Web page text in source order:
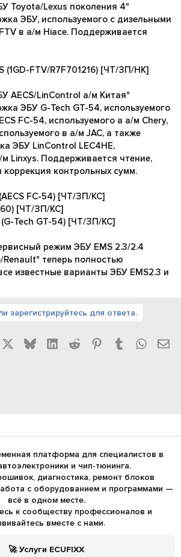
Toyota/Lexus поколения 4"
ЭБУ, используемого с дизельными
в а/м Hiace. Поддерживается
(1GD-FTV/R7F701216) [ЧТ/ЗП/НК]
AECS/LinControl а/м Китая"
ЭБУ G-Tech GT-54, используемого
FC-54, используемого а а/м Chery,
в а/м JAC, а также
ЭБУ LinControl LEC4HE,
м Linxys. Поддерживается чтение,
коррекция контрольных сумм.
FC-54) [ЧТ/ЗП/КС]
60) [ЧТ/ЗП/КС]
(G-Tech GT-54) [ЧТ/ЗП/КС]
режим ЭБУ EMS 2.3/2.4
Renault" теперь полностью
известные варианты ЭБУ EMS2.3 и
зарегистрируйтесь для ответа.
BlueskyLinkedIn
Reddit PinterestTumblr
платформа для специалистов в
и чип-тюнинга.
диагностика, ремонт блоков
с оборудованием и программами —
всё в одном месте.
к сообществу профессионалов и
вместе с нами.
🚀 Услуги ECUFIXX